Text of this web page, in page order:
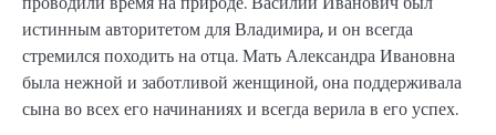
истинным авторитетом для Владимира, и он всегда
стремился походить на отца. Мать Александра Ивановна
была нежной и заботливой женщиной, она поддерживала
сына во всех его начинаниях и всегда верила в его успех.